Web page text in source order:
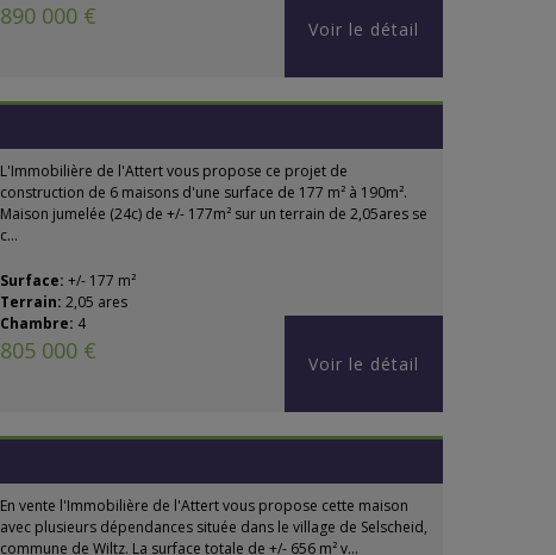
890 000 € Voir le détail
L'Immobilière de l'Attert vous propose ce projet de
construction de 6 maisons d'une surface de 177 m² à 190m².
Maison jumelée (24c) de +/- 177m² sur un terrain de 2,05ares se
c...
Surface: +/- 177 m²
Terrain: 2,05 ares
Chambre: 4
805 000 € Voir le détail
En vente l'Immobilière de l'Attert vous propose cette maison
avec plusieurs dépendances située dans le village de Selscheid,
commune de Wiltz. La surface totale de +/- 656 m² v...